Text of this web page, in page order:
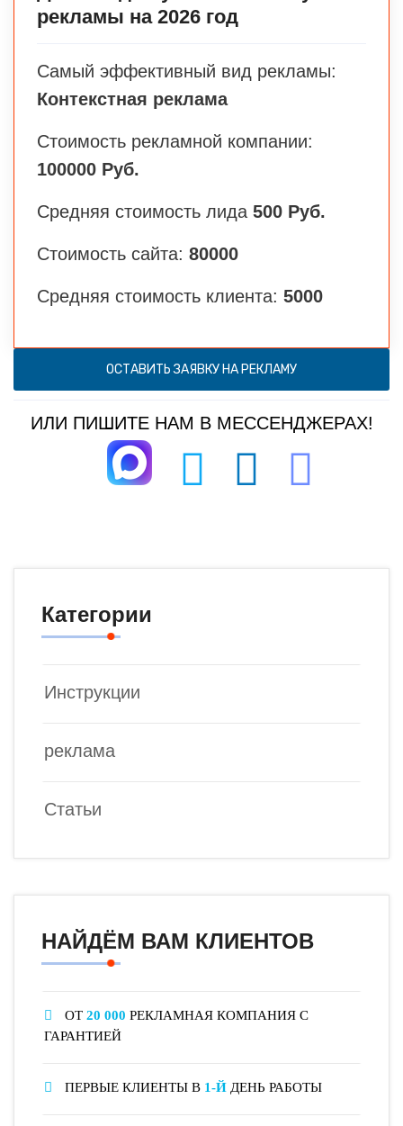
рекламы на 2026 год
Самый эффективный вид рекламы:
Контекстная реклама
Стоимость рекламной компании:
100000 Руб.
Средняя стоимость лида 500 Руб.
Стоимость сайта: 80000
Средняя стоимость клиента: 5000
ОСТАВИТЬ ЗАЯВКУ НА РЕКЛАМУ
ИЛИ ПИШИТЕ НАМ В МЕССЕНДЖЕРАХ!
Категории
Инструкции
реклама
Статьи
НАЙДЁМ ВАМ КЛИЕНТОВ
ОТ 20 000 РЕКЛАМНАЯ КОМПАНИЯ С
ГАРАНТИЕЙ
ПЕРВЫЕ КЛИЕНТЫ В 1-Й ДЕНЬ РАБОТЫ